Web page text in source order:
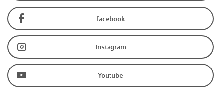
facebook
Instagram
Youtube